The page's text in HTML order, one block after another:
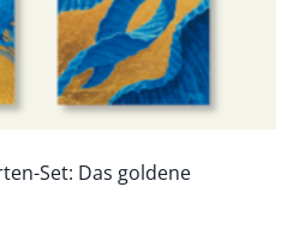
Set: Das goldene